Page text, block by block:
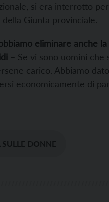
si era interrotto
Giunta provinciale.
eliminare anche la
– Se vi sono uomini
carico. Abbiamo
economicamente di
DONNE